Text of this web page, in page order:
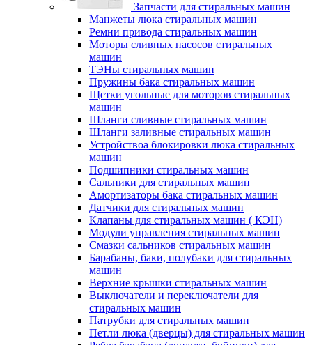
Запчасти для стиральных машин
Манжеты люка стиральных машин
Ремни привода стиральных машин
Моторы сливных насосов стиральных
машин
ТЭНы стиральных машин
Пружины бака стиральных машин
Щетки угольные для моторов стиральных
машин
Шланги сливные стиральных машин
Шланги заливные стиральных машин
Устройствоа блокировки люка стиральных
машин
Подшипники стиральных машин
Сальники для стиральных машин
Амортизаторы бака стиральных машин
Датчики для стиральных машин
Клапаны для стиральных машин ( КЭН)
Модули управления стиральных машин
Смазки сальников стиральных машин
Барабаны, баки, полубаки для стиральных
машин
Верхние крышки стиральных машин
Выключатели и переключатели для
стиральных машин
Патрубки для стиральных машин
Петли люка (дверцы) для стиральных машин